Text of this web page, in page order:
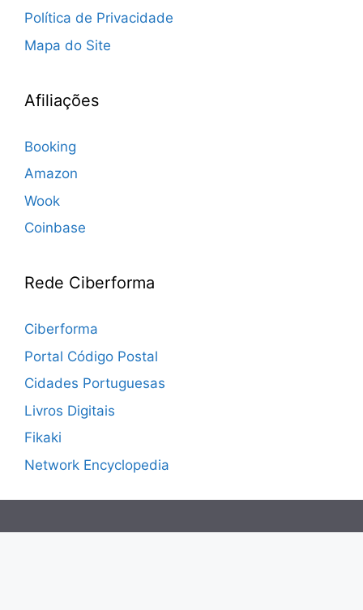
Política de Privacidade
Mapa do Site
Afiliações
Booking
Amazon
Wook
Coinbase
Rede Ciberforma
Ciberforma
Portal Código Postal
Cidades Portuguesas
Livros Digitais
Fikaki
Network Encyclopedia